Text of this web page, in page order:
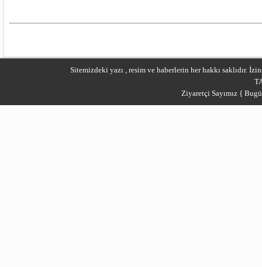
Sitemizdeki yazı , resim ve haberlerin her hakkı saklıdır.
Ziyaretçi Sayımız {